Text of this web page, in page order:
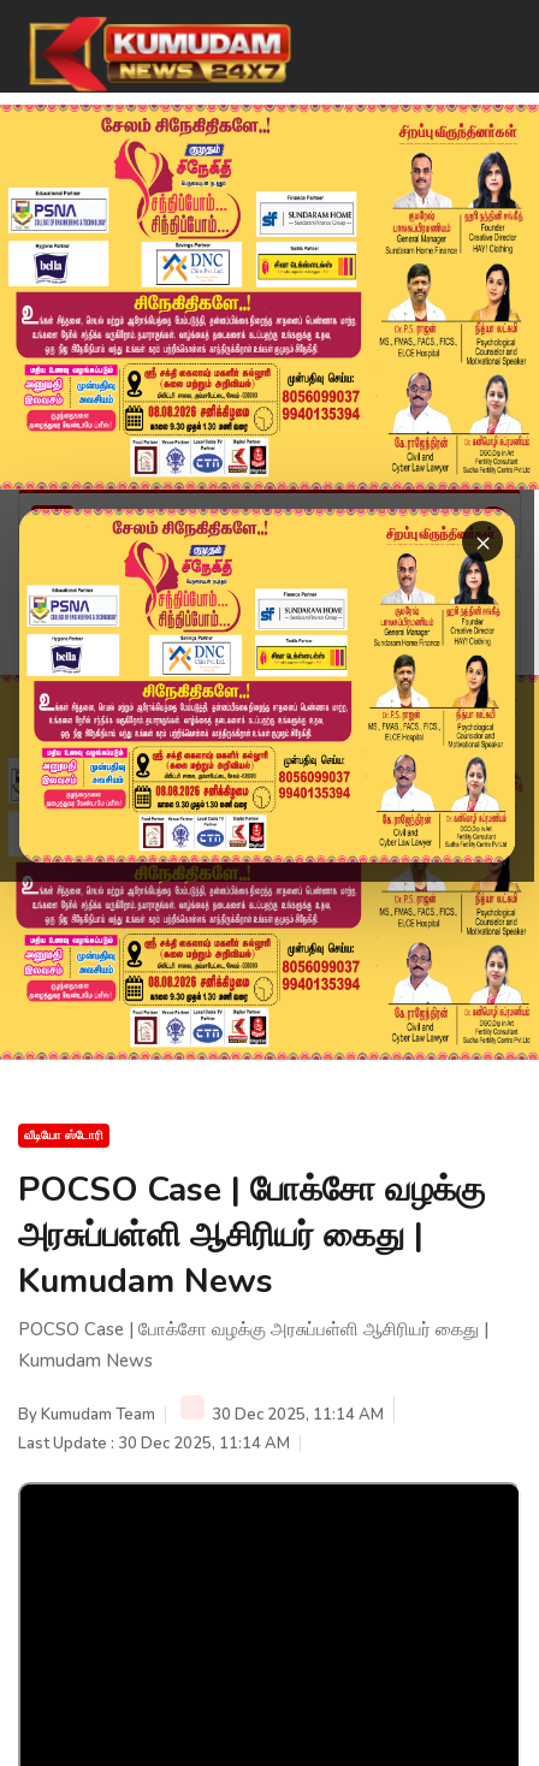
×
Home
வீடியோ ஸ்டோரி
POCSO Case | போக்சோ வழக்கு அரசுப்பள்ளி ஆசிரியர்...
வீடியோ ஸ்டோரி
POCSO Case | போக்சோ வழக்கு
அரசுப்பள்ளி ஆசிரியர் கைது |
Kumudam News
POCSO Case | போக்சோ வழக்கு அரசுப்பள்ளி ஆசிரியர் கைது |
Kumudam News
ByKumudam Team
30 Dec 2025, 11:14 AM
Last Update : 30 Dec 2025, 11:14 AM